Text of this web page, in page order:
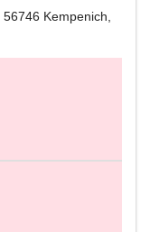
56746 Kempenich,